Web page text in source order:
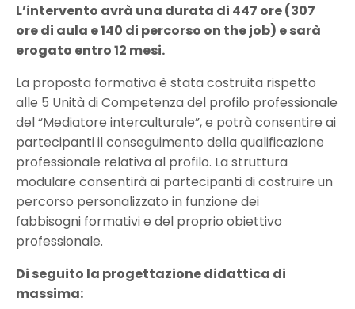
L’intervento avrà una durata di 447 ore (307
ore di aula e 140 di percorso on the job) e sarà
erogato entro 12 mesi.
La proposta formativa è stata costruita rispetto
alle 5 Unità di Competenza del profilo professionale
del “Mediatore interculturale”, e potrà consentire ai
partecipanti il conseguimento della qualificazione
professionale relativa al profilo. La struttura
modulare consentirà ai partecipanti di costruire un
percorso personalizzato in funzione dei
fabbisogni formativi e del proprio obiettivo
professionale.
Di seguito la progettazione didattica di
massima: